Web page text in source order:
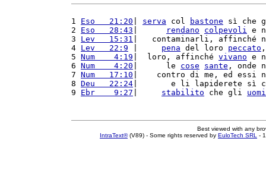
1 Eso   21:20 serva col bastone sì che
2 Eso   28:43 rendano colpevoli e
3 Lev   15:31 |   contaminarli, affinché
4 Lev   22:9 pena del loro peccato
5 Num    4:19 |  loro, affinché vivano e
6 Num    4:20 |      le cose sante , onde
7 Num   17:10 |    contro di me, ed essi
8 Deu   22:24 |       e li lapiderete sì
9 Ebr    9:27 stabilito che gli
Best viewed with any
IntraText®(V89) - Some rights reserved by EuloTech SRL -